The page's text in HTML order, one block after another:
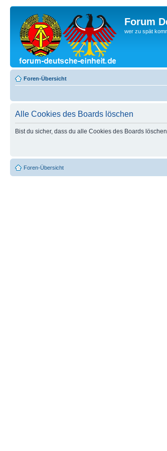
Forum
wer zu spät
Foren-Übersicht
Alle Cookies des Boards löschen
Bist du sicher, dass du alle Cookies des Boards
Foren-Übersicht